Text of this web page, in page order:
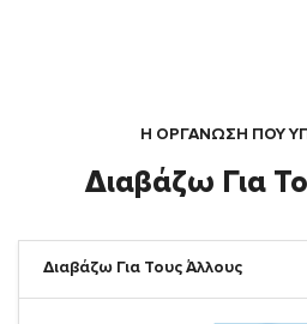
Η ΟΡΓΆΝΩΣΗ ΠΟΥ
Διαβάζω Για
Διαβάζω Για Τους Άλλους